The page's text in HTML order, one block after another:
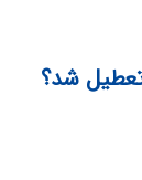
تعطیل شد؟